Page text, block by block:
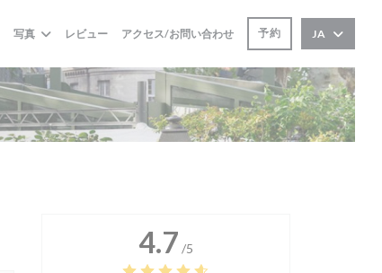
写真 レビュー アクセス/お問い合わせ 予約 JA
4.7 /5